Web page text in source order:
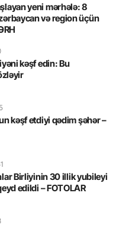
yeni mərhələ: 8
və region üçün
kəşf edin: Bu
kəşf etdiyi qədim şəhər –
Birliyinin 30 illik yubileyi
edildi – FOTOLAR